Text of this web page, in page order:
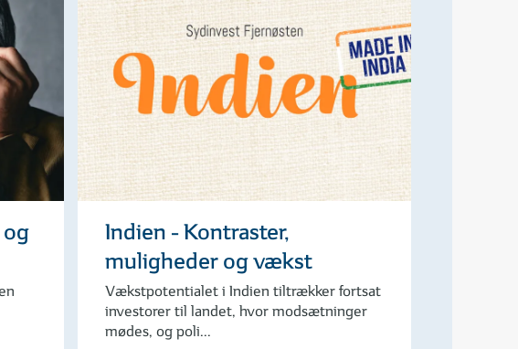
Indien - Kontraster,
muligheder og vækst
Vækstpotentialet i Indien tiltrækker fortsat
investorer til landet, hvor modsætninger
mødes, og poli...